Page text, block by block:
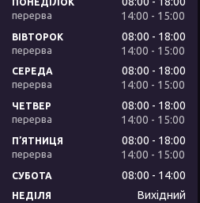
14:00
15:00
ВІВТОРОК 08:00
18:00
14:00
15:00
СЕРЕДА 08:00
18:00
14:00
15:00
ЧЕТВЕР 08:00
18:00
14:00
15:00
ПʼЯТНИЦЯ 08:00
18:00
14:00
15:00
СУБОТА 08:00 14:00
НЕДІЛЯ Вихідний